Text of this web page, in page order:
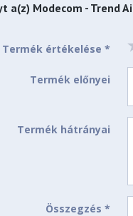
a(z) Modecom - Trend
Termék értékelése *
Termék előnyei
Termék hátrányai
Összegzés *